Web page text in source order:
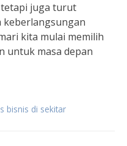
juga turut
keberlangsungan
kita mulai memilih
untuk masa depan
bisnis di sekitar